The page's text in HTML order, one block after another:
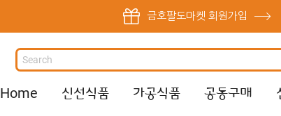
금호팔도마켓 회원가입
Home 신선식품 가공식품 공동구매